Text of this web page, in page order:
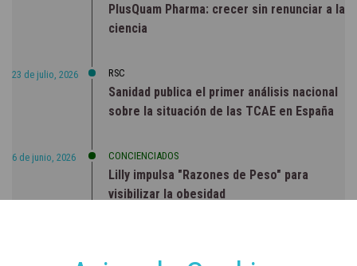
PlusQuam Pharma: crecer sin renunciar a la
ciencia
23 de julio, 2026 RSC
Sanidad publica el primer análisis nacional
sobre la situación de las TCAE en España
6 de junio, 2026 CONCIENCIADOS
Lilly impulsa "Razones de Peso" para
visibilizar la obesidad
Real Academia Nacional de Farmacia: un